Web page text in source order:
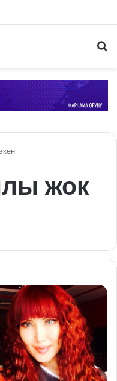
жок